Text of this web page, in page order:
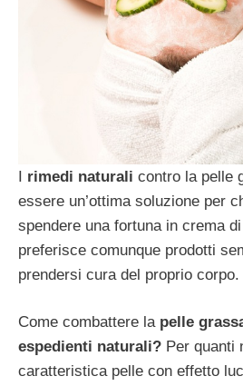
I rimedi naturali contro la pelle
essere un’ottima soluzione per
spendere una fortuna in crema
preferisce comunque prodotti
prendersi cura del proprio corpo.
Come combattere la pelle
espedienti naturali? Per quanti
caratteristica pelle con effetto